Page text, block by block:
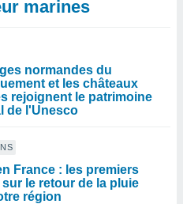
marines
normandes du
et les châteaux
rejoignent le patrimoine
de l'Unesco
France : les premiers
le retour de la pluie
région